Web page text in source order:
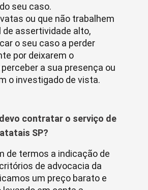
seu caso.
ou que não trabalhem
de assertividade alto,
o seu caso a perder
por deixarem o
a sua presença ou
o investigado de vista.
contratar o serviço de
SP?
de termos a indicação de
de advocacia da
um preço barato e